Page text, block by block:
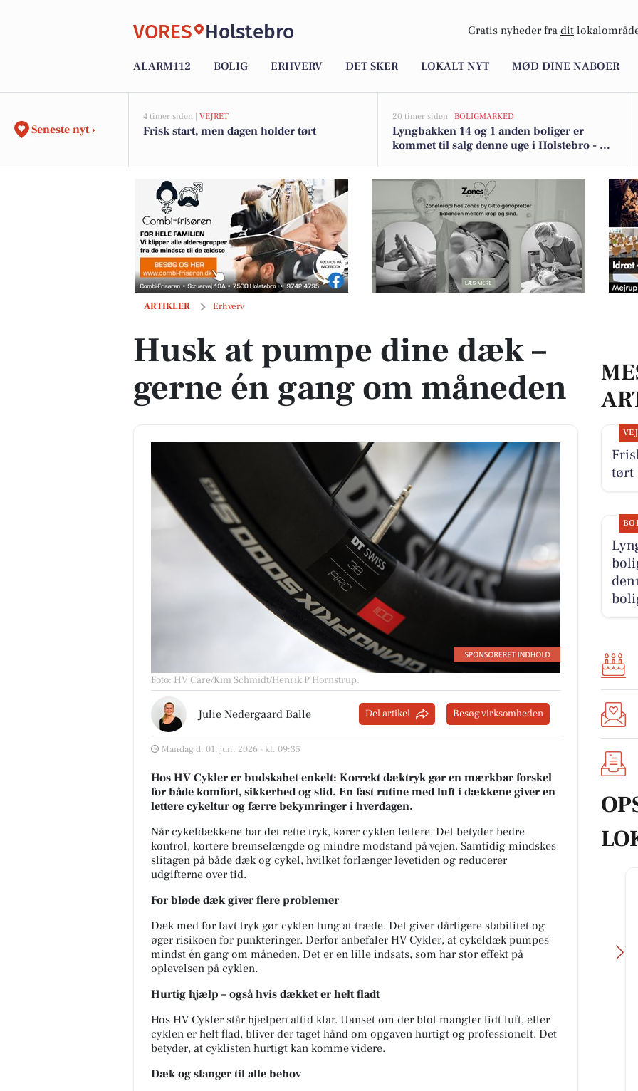
VORES Holstebro Gratis nyheder fra dit
ALARM112 BOLIG ERHVERV DET SKER LOKALT NYT MØD DINE NABOER
Seneste nyt ›
4 timer siden | VEJRET
Frisk start, men dagen holder tørt
20 timer siden | BOLIGMARKED
Lyngbakken 14 og 1 anden boliger er
kommet til salg denne uge i Holstebro - se
ARTIKLER Erhverv
Husk at pumpe dine dæk – gerne én gang om måneden
Husk at pumpe dine dæk –
gerne én gang om måneden
Foto: HV Care/Kim Schmidt/Henrik P Hornstrup.
Julie Nedergaard Balle Del artikel Besøg virksomheden
Mandag d. 01. jun. 2026 - kl. 09:35
Hos HV Cykler er budskabet enkelt: Korrekt dæktryk gør en mærkbar forskel
for både komfort, sikkerhed og slid. En fast rutine med luft i dækkene giver en
lettere cykeltur og færre bekymringer i hverdagen.
Når cykeldækkene har det rette tryk, kører cyklen lettere. Det betyder bedre
kontrol, kortere bremselængde og mindre modstand på vejen. Samtidig mindskes
slitagen på både dæk og cykel, hvilket forlænger levetiden og reducerer
udgifterne over tid.
For bløde dæk giver flere problemer
Dæk med for lavt tryk gør cyklen tung at træde. Det giver dårligere stabilitet og
øger risikoen for punkteringer. Derfor anbefaler HV Cykler, at cykeldæk pumpes
mindst én gang om måneden. Det er en lille indsats, som har stor effekt på
oplevelsen på cyklen.
Hurtig hjælp – også hvis dækket er helt fladt
Hos HV Cykler står hjælpen altid klar. Uanset om der blot mangler lidt luft, eller
cyklen er helt flad, bliver der taget hånd om opgaven hurtigt og professionelt. Det
betyder, at cyklisten hurtigt kan komme videre.
Dæk og slanger til alle behov
tørt
Møblér med Kumo
Holstebro
Dunlopillo 🛏️✨ En ny sengeserie
Kumo Outlet